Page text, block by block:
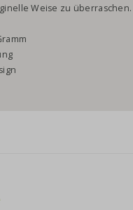
Weise zu überraschen.